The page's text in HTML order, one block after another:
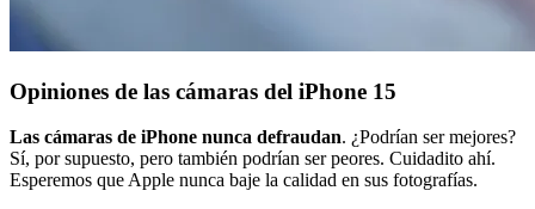
Opiniones de las cámaras del iPhone 15
Las cámaras de iPhone nunca defraudan. ¿Podrían ser mejores?
Sí, por supuesto, pero también podrían ser peores. Cuidadito ahí.
Esperemos que Apple nunca baje la calidad en sus fotografías.